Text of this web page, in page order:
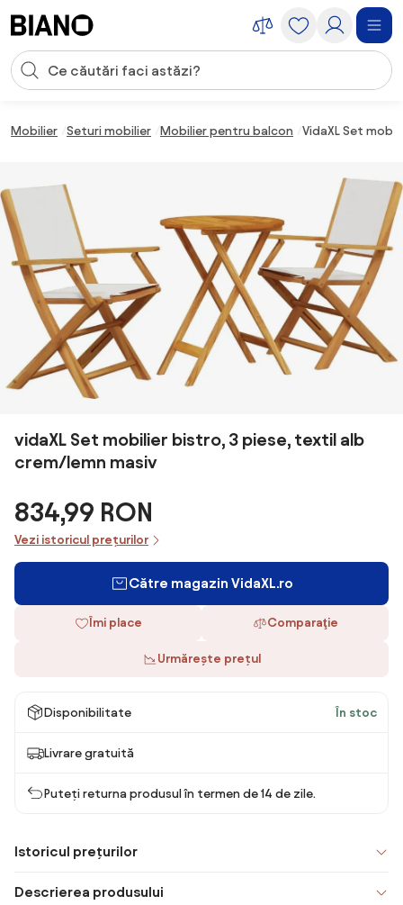
Introducerea căutării
Mobilier Seturi mobilier Mobilier pentru balcon VidaXL Set
vidaXL Set mobilier bistro, 3 piese, textil alb
crem/lemn masiv
834,99 RON
Vezi istoricul prețurilor
Către magazin VidaXL.ro
Îmi place Comparaţie
Urmărește prețul
Disponibilitate În stoc
Livrare gratuită
Puteți returna produsul în termen de 14 de zile.
Istoricul prețurilor
Descrierea produsului